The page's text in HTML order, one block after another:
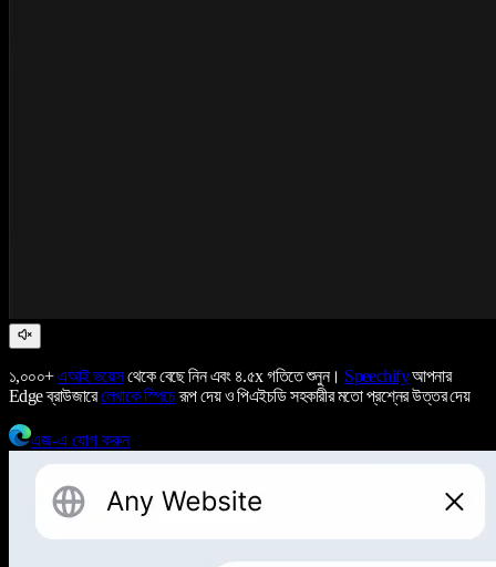
১,০০০+এআই ভয়েসথেকে বেছে নিন এবং ৪.৫x গতিতে শুনুন। Speechifyআপনার
Edge ব্রাউজারেলেখাকে স্পিচেরূপ দেয় ও পিএইচডি সহকারীর মতো প্রশ্নের উত্তর দেয়
এজ-এ যোগ করুন